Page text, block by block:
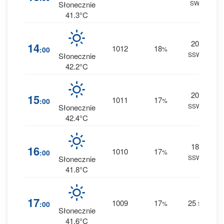
Słonecznie
41.3°C
SW
14:00
Słonecznie
42.2°C
1012 18%
20
SSW
15:00
Słonecznie
42.4°C
1011 17%
20
SSW
16:00
Słonecznie
41.8°C
1010 17%
18
SSW
17:00
Słonecznie
41.6°C
1009 17% 25 S